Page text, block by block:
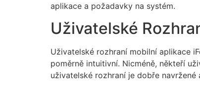
aplikace a požadavky na systém.
Uživatelské
Uživatelské rozhraní mobilní aplikace
poměrně intuitivní. Nicméně, někteří
uživatelské rozhraní je dobře navržené